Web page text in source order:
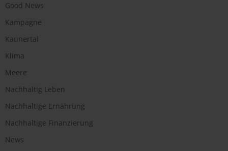
Good News
Kampagne
Kaunertal
Klima
Meere
Nachhaltig Leben
Nachhaltige Ernährung
Nachhaltige Finanzierung
News